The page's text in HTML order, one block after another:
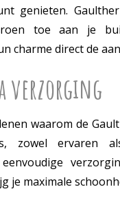
genieten.
toe aan je
charme direct de
verzorging
waarom de
zowel ervaren
je maximale